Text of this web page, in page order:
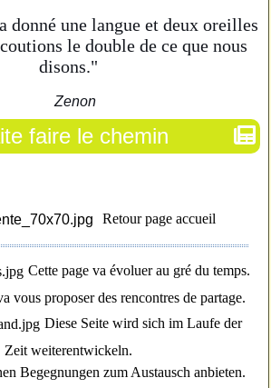
donné une langue et deux oreilles
le double de ce que nous
disons."
Zenon
faire le chemin
Retour page accueil
Cette page va évoluer au gré du temps.
vous proposer des rencontres de partage.
Diese Seite wird sich im Laufe der
Zeit weiterentwickeln.
Begegnungen zum Austausch anbieten.